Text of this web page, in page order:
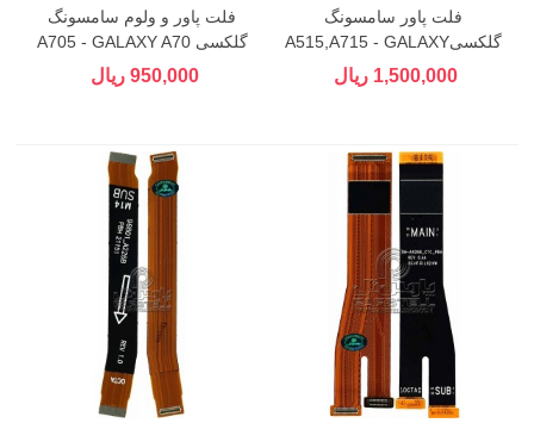
فلت پاور سامسونگ
گلکسیA515,A715 - GALAXY
A51,A71
1,500,000 ریال
فلت پاور و ولوم سامسونگ
گلکسی A705 - GALAXY A70
950,000 ریال